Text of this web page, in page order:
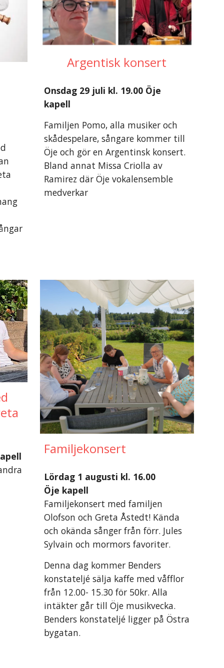
Argentisk konsert
Onsdag 29 juli kl. 19.00 Öje
kapell
Familjen Pomo, alla musiker och
skådespelare, sångare kommer till
Öje och gör en Argentinsk konsert.
Bland annat Missa Criolla av
Ramirez där Öje vokalensemble
medverkar
Familjekonsert
Lördag 1 augusti kl. 16.00
Öje kapell
Familjekonsert med familjen
Olofson och Greta Åstedt! Kända
och okända sånger från förr. Jules
Sylvain och mormors favoriter.
Denna dag kommer Benders
konstateljé sälja kaffe med våfflor
från 12.00- 15.30 för 50kr. Alla
intäkter går till Öje musikvecka.
Benders konstateljé ligger på Östra
bygatan.